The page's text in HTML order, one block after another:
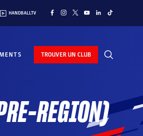
HANDBALLTV
TROUVER UN CLUB
REGION)